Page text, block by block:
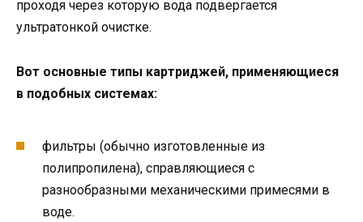
проходя через которую вода подвергается
ультратонкой очистке.
Вот основные типы картриджей, применяющиеся
в подобных системах:
фильтры (обычно изготовленные из
полипропилена), справляющиеся с
разнообразными механическими примесями в
воде.